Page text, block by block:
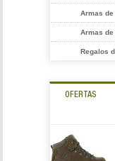
Armas de
Armas
Regalos
OFERTAS